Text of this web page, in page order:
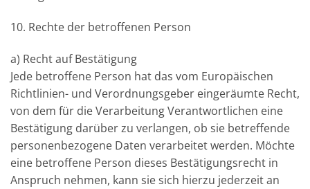
10. Rechte der betroffenen Person
a) Recht auf Bestätigung
Jede betroffene Person hat das vom Europäischen
Richtlinien- und Verordnungsgeber eingeräumte Recht,
von dem für die Verarbeitung Verantwortlichen eine
Bestätigung darüber zu verlangen, ob sie betreffende
personenbezogene Daten verarbeitet werden. Möchte
eine betroffene Person dieses Bestätigungsrecht in
Anspruch nehmen, kann sie sich hierzu jederzeit an